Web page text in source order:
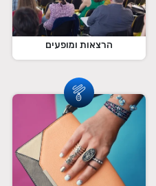
הרצאות ומופעים